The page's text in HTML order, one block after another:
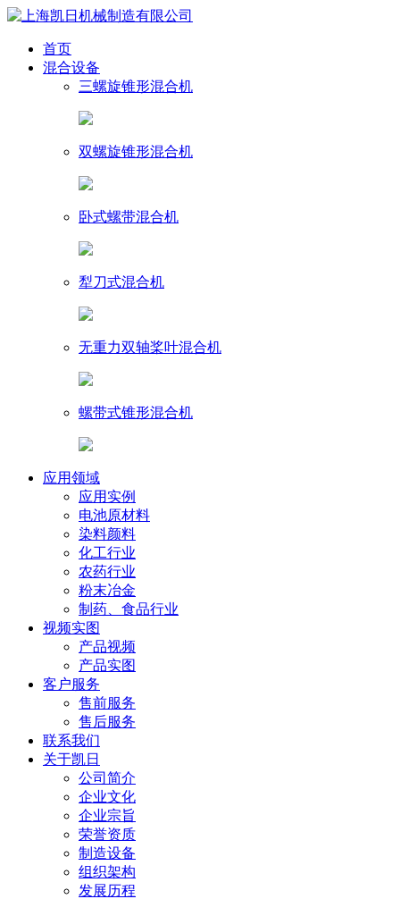
首页
混合设备
三螺旋锥形混合机
双螺旋锥形混合机
卧式螺带混合机
犁刀式混合机
无重力双轴桨叶混合机
螺带式锥形混合机
应用领域
应用实例
电池原材料
染料颜料
化工行业
农药行业
粉末冶金
制药、食品行业
视频实图
产品视频
产品实图
客户服务
售前服务
售后服务
联系我们
关于凯日
公司简介
企业文化
企业宗旨
荣誉资质
制造设备
组织架构
发展历程